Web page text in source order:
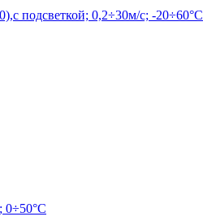
подсветкой; 0,2÷30м/с; -20÷60°C
0÷50°C